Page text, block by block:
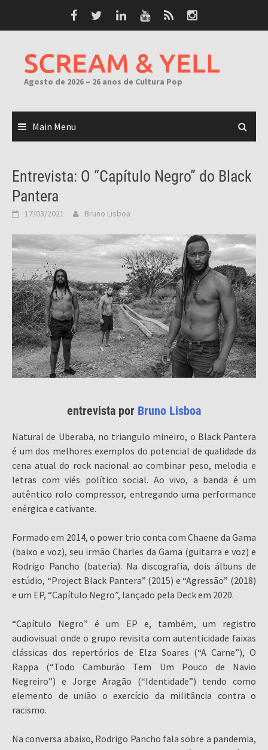
SCREAM & YELL
Agosto de 2026 – 26 anos de Cultura Pop
Main Menu
Entrevista: O “Capítulo Negro” do Black
Pantera
17/03/2021 Bruno Lisboa
entrevista por Bruno Lisboa
Natural de Uberaba, no triangulo mineiro, o Black Pantera
é um dos melhores exemplos do potencial de qualidade da
cena atual do rock nacional ao combinar peso, melodia e
letras com viés político social. Ao vivo, a banda é um
autêntico rolo compressor, entregando uma performance
enérgica e cativante.
Formado em 2014, o power trio conta com Chaene da Gama
(baixo e voz), seu irmão Charles da Gama (guitarra e voz) e
Rodrigo Pancho (bateria). Na discografia, dois álbuns de
estúdio, “Project Black Pantera” (2015) e “Agressão” (2018)
e um EP, “Capítulo Negro”, lançado pela Deck em 2020.
“Capítulo Negro” é um EP e, também, um registro
audiovisual onde o grupo revisita com autenticidade faixas
clássicas dos repertórios de Elza Soares (“A Carne”), O
Rappa (“Todo Camburão Tem Um Pouco de Navio
Negreiro”) e Jorge Aragão (“Identidade”) tendo como
elemento de união o exercício da militância contra o
racismo.
Na conversa abaixo, Rodrigo Pancho fala sobre a pandemia,